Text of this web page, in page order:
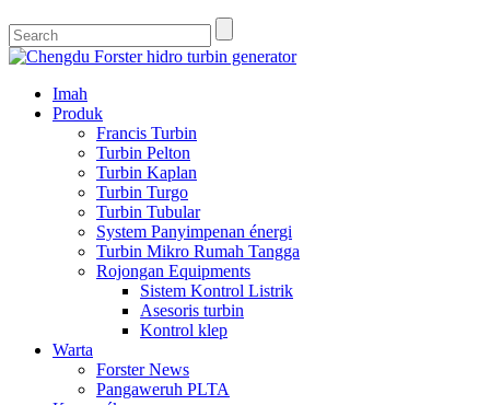
Imah
Produk
Francis Turbin
Turbin Pelton
Turbin Kaplan
Turbin Turgo
Turbin Tubular
System Panyimpenan énergi
Turbin Mikro Rumah Tangga
Rojongan Equipments
Sistem Kontrol Listrik
Asesoris turbin
Kontrol klep
Warta
Forster News
Pangaweruh PLTA